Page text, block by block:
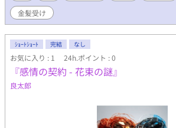
金髪受け
ｼｮｰﾄｼｮｰﾄ 完結 なし
お気に入り : 1 24h.ポイント : 0
『感情の契約 - 花束の謎』
良太郎